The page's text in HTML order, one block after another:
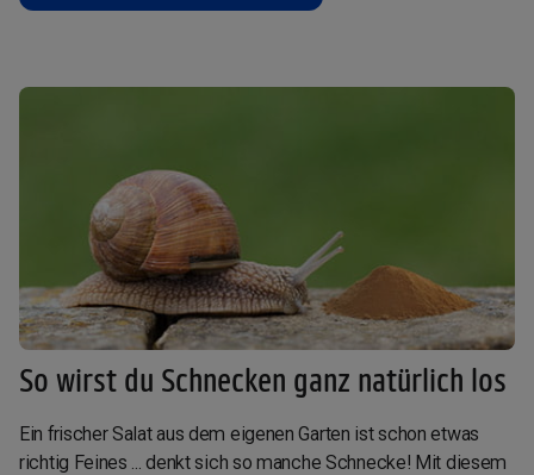
So wirst du Schnecken ganz natürlich los
Ein frischer Salat aus dem eigenen Garten ist schon etwas
richtig Feines ... denkt sich so manche Schnecke! Mit diesem